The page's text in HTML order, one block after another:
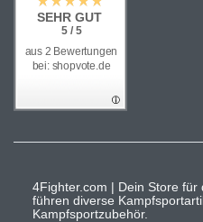
SEHR GUT
5 / 5
aus 2 Bewertungen
bei: shopvote.de
4Fighter.com | Dein Store
führen diverse
Kampfsportzubehör.